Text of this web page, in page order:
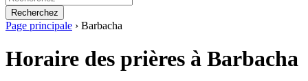
Recherchez
Page principale › Barbacha
Horaire des prières à Barbacha